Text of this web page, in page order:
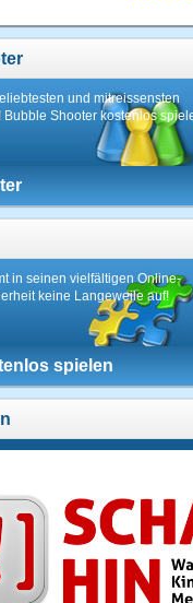
und mitreissensten
Shooter kostenlos
in seinen vielfältigen Online-
keine Langeweile auf!
spielen